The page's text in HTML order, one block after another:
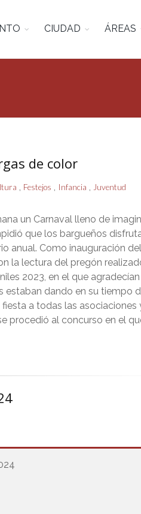
CIUDAD ÁREAS
de color
, Festejos , Infancia ,Juventud
un Carnaval lleno de
que los bargueños
anual. Como inauguración del
la lectura del pregón
2023, en el que
estaban dando en su tiempo
a todas las asociaciones
procedió al concurso en el